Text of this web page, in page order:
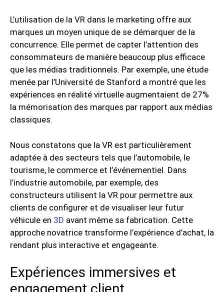
L’utilisation de la VR dans le marketing offre aux
marques un moyen unique de se démarquer de la
concurrence. Elle permet de capter l’attention des
consommateurs de manière beaucoup plus efficace
que les médias traditionnels. Par exemple, une étude
menée par l’Université de Stanford a montré que les
expériences en réalité virtuelle augmentaient de 27%
la mémorisation des marques par rapport aux médias
classiques.
Nous constatons que la VR est particulièrement
adaptée à des secteurs tels que l’automobile, le
tourisme, le commerce et l’événementiel. Dans
l’industrie automobile, par exemple, des
constructeurs utilisent la VR pour permettre aux
clients de configurer et de visualiser leur futur
véhicule en 3D avant même sa fabrication. Cette
approche novatrice transforme l’expérience d’achat, la
rendant plus interactive et engageante.
Expériences immersives et